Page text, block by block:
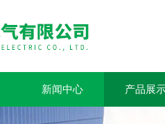
新闻中心 产品展